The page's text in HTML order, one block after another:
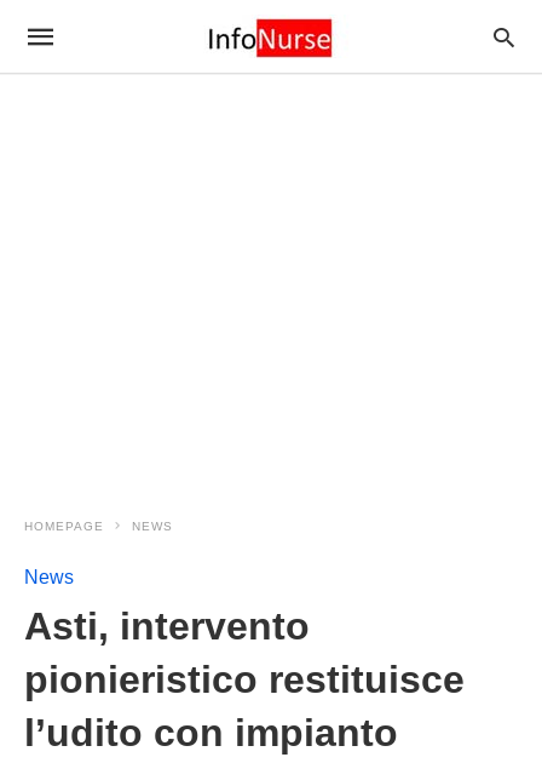
HOMEPAGE NEWS
News
Asti, intervento
pionieristico restituisce
l’udito con impianto